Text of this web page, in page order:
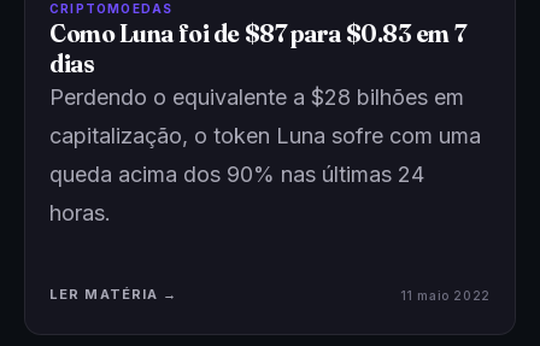
CRIPTOMOEDAS
Como Luna foi de $87 para $0.83 em 7
dias
Perdendo o equivalente a $28 bilhões em
capitalização, o token Luna sofre com uma
queda acima dos 90% nas últimas 24
horas.
LER MATÉRIA → 11 maio 2022